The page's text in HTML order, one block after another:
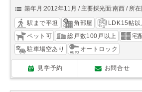
築年月:2012年11月
主要採光面:南西 所
駅まで平坦 角部屋 LDK15帖以
ペット可
総戸数100戸以上
宅
駐車場空あり
オートロック
見学予約 お問合せ